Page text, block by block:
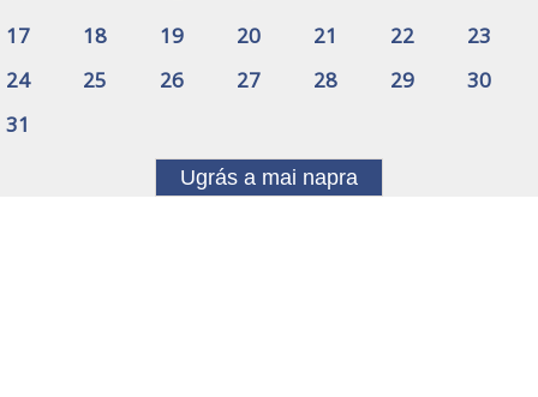
17
18 19 20 21 22
23
24
25 26 27 28 29
30
31
Ugrás a mai napra